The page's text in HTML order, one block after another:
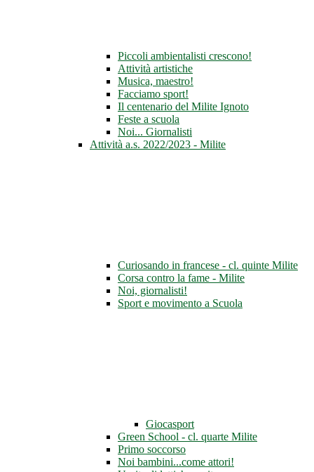
Piccoli ambientalisti crescono!
Attività artistiche
Musica, maestro!
Facciamo sport!
Il centenario del Milite Ignoto
Feste a scuola
Noi... Giornalisti
Attività a.s. 2022/2023 - Milite
Curiosando in francese - cl. quinte Milite
Corsa contro la fame - Milite
Noi, giornalisti!
Sport e movimento a Scuola
Giocasport
Green School - cl. quarte Milite
Primo soccorso
Noi bambini...come attori!